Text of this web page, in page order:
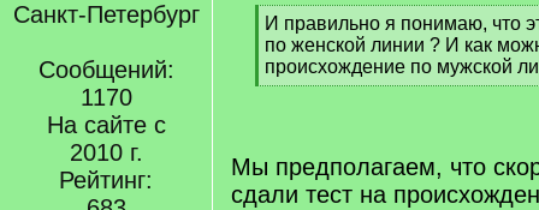
Санкт-Петербург
Сообщений:
1170
На сайте с
2010 г.
Рейтинг:
[
q
]
И правильно я понимаю, что
по женской линии ? И как
происхождение по мужской
[
Мы предполагаем, что
сдали тест на